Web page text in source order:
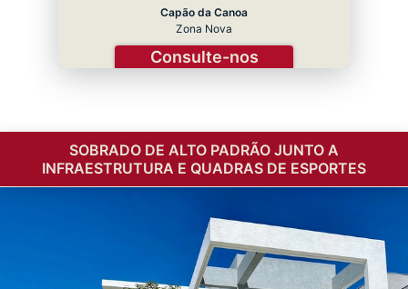
Capão da Canoa
Zona Nova
Consulte-nos
SOBRADO DE ALTO PADRÃO JUNTO A
INFRAESTRUTURA E QUADRAS DE ESPORTES